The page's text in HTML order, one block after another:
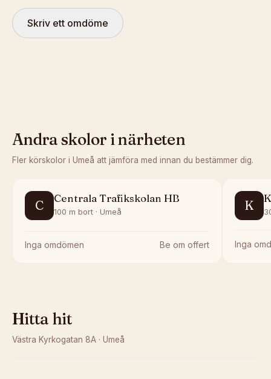
Skriv ett omdöme
Andra skolor i närheten
Fler körskolor i Umeå att jämföra med innan du bestämmer dig.
C Centrala Trafikskolan HB
100 m bort · Umeå
Inga omdömen Be om offert
K
Inga
Hitta hit
Västra Kyrkogatan 8A · Umeå